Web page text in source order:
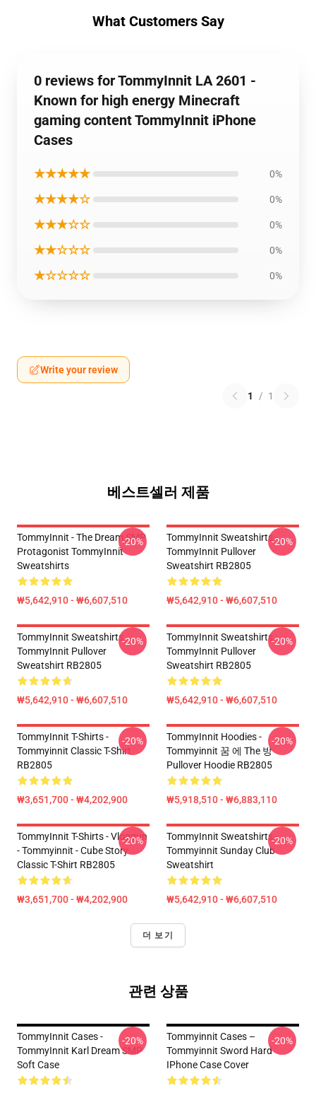
What Customers Say
0 reviews for TommyInnit LA 2601 -
Known for high energy Minecraft
gaming content TommyInnit iPhone
Cases
★★★★★ 0%
★★★★☆ 0%
★★★☆☆ 0%
★★☆☆☆ 0%
★☆☆☆☆ 0%
Write your review
1 / 1
베스트셀러 제품
TommyInnit - The Dream SMP
Protagonist TommyInnit
Sweatshirts
₩5,642,910 - ₩6,607,510
-20%
TommyInnit Sweatshirts -
TommyInnit Pullover
Sweatshirt RB2805
₩5,642,910 - ₩6,607,510
-20%
TommyInnit Sweatshirts -
TommyInnit Pullover
Sweatshirt RB2805
₩5,642,910 - ₩6,607,510
-20%
TommyInnit Sweatshirts -
TommyInnit Pullover
Sweatshirt RB2805
₩5,642,910 - ₩6,607,510
-20%
TommyInnit T-Shirts -
Tommyinnit Classic T-Shirt
RB2805
₩3,651,700 - ₩4,202,900
-20%
TommyInnit Hoodies -
Tommyinnit 꿈 에 The 방
Pullover Hoodie RB2805
₩5,918,510 - ₩6,883,110
-20%
TommyInnit T-Shirts - Vloggun
- Tommyinnit - Cube Story
Classic T-Shirt RB2805
₩3,651,700 - ₩4,202,900
-20%
TommyInnit Sweatshirts -
Tommyinnit Sunday Club
Sweatshirt
₩5,642,910 - ₩6,607,510
-20%
더 보기
관련 상품
TommyInnit Cases -
TommyInnit Karl Dream SMP
Soft Case
-20%
Tommyinnit Cases –
Tommyinnit Sword Hard
IPhone Case Cover
-20%